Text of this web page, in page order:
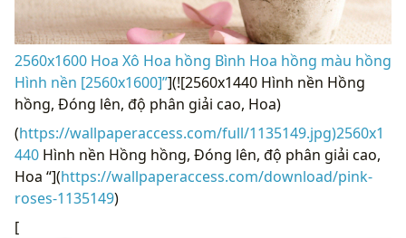
2560x1600 Hoa Xô Hoa hồng Bình Hoa hồng màu hồng
Hình nền [2560x1600]”](![2560x1440 Hình nền Hồng
hồng, Đóng lên, độ phân giải cao, Hoa)
(https://wallpaperaccess.com/full/1135149.jpg)2560x1
440 Hình nền Hồng hồng, Đóng lên, độ phân giải cao,
Hoa “](https://wallpaperaccess.com/download/pink-
roses-1135149)
[